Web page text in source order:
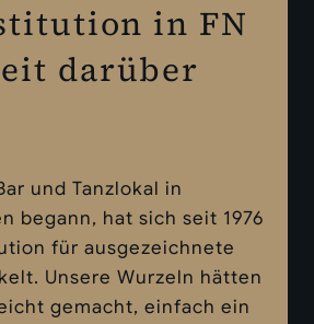
in FN
darüber
und Tanzlokal in
begann, hat sich seit 1976
für ausgezeichnete
Unsere Wurzeln hätten
gemacht, einfach ein